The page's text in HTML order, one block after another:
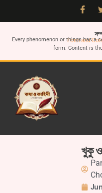
Form and
Every phenomenon or things has a
form. Content is
খুকু